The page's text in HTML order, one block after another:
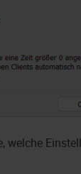
welche